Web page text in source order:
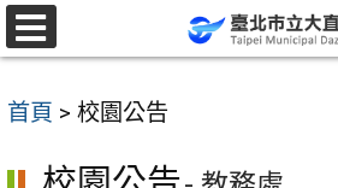
跳
至
要首頁 > 校園公告
選
單